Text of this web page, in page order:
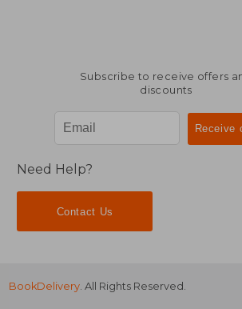
Subscribe to receive offers
discounts
Need Help?
Contact Us
BookDelivery. All Rights Reserved.